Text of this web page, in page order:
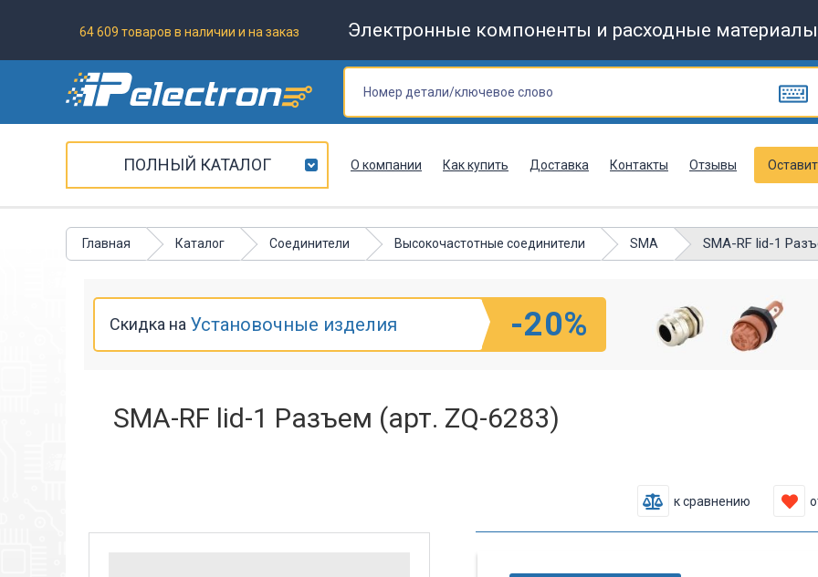
64 609 товаров в наличии и на заказ Электронные компоненты и расходные материалы
ПОЛНЫЙ КАТАЛОГ О компании Как купить Доставка Контакты Отзывы
Главная Каталог Соединители Высокочастотные соединители SMA SMA-RF lid-1
Скидка на Установочные изделия -20%
SMA-RF lid-1 Разъем (арт. ZQ-6283)
к сравнению